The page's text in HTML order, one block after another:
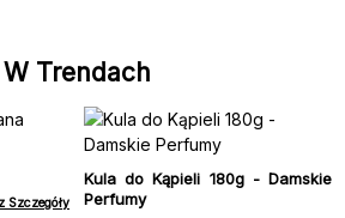
W Trendach
Szczegóły
Kula do Kąpieli 180g - Damskie
Perfumy